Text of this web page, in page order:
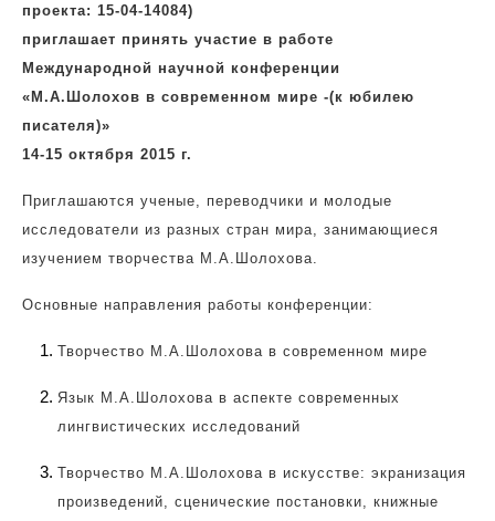
проекта: 15-04-14084)
приглашает принять участие в работе
Международной научной конференции
«М.А.Шолохов в современном мире -(к юбилею
писателя)»
14-15 октября 2015 г.
Приглашаются ученые, переводчики и молодые
исследователи из разных стран мира, занимающиеся
изучением творчества М.А.Шолохова.
Основные направления работы конференции:
Творчество М.А.Шолохова в современном мире
Язык М.А.Шолохова в аспекте современных
лингвистических исследований
Творчество М.А.Шолохова в искусстве: экранизация
произведений, сценические постановки, книжные